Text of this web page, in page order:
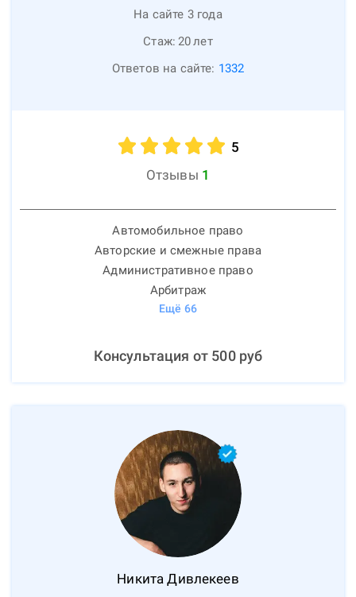
На сайте 3 года
Стаж: 20лет
Ответов на сайте: 1332
5
Отзывы 1
Автомобильное право
Авторские и смежные права
Административное право
Арбитраж
Ещё 66
Консультация от 500руб
Никита Дивлекеев